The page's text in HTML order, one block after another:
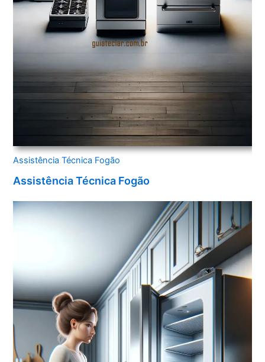
Assistência Técnica Fogão
Assistência Técnica Fogão